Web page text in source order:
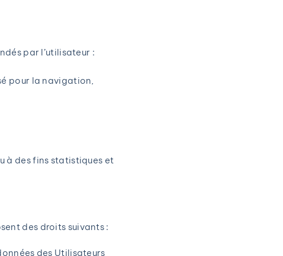
par l’utilisateur :
pour la navigation,
à des fins statistiques et
des droits suivants :
des Utilisateurs